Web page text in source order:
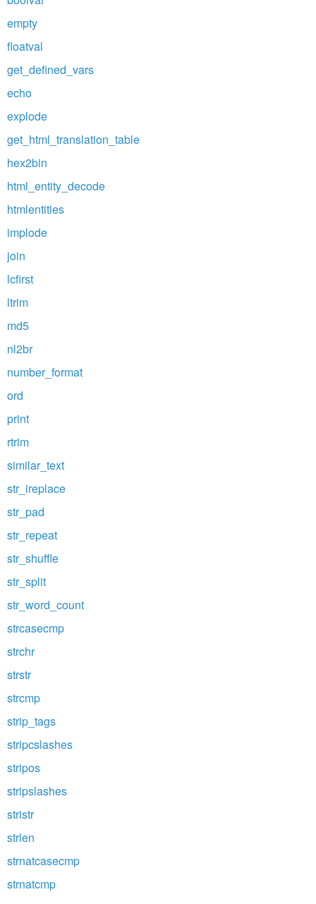
empty
floatval
get_defined_vars
echo
explode
get_html_translation_table
hex2bin
html_entity_decode
htmlentities
implode
join
lcfirst
ltrim
md5
nl2br
number_format
ord
print
rtrim
similar_text
str_ireplace
str_pad
str_repeat
str_shuffle
str_split
str_word_count
strcasecmp
strchr
strstr
strcmp
strip_tags
stripcslashes
stripos
stripslashes
stristr
strlen
strnatcasecmp
strnatcmp